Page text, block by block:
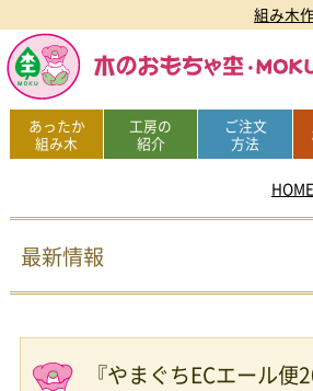
組み木
あったか
組み木
工房の
紹介
ご注文
方法
HOME
最新情報
『やまぐちECエール